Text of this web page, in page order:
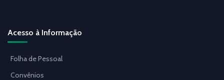
Acesso à Informação
Folha de Pessoal
Convênios